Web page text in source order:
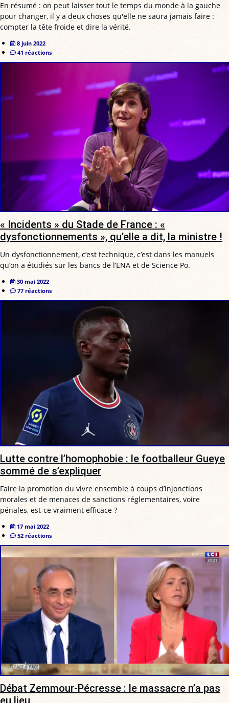
En résumé : on peut laisser tout le temps du monde à la gauche
pour changer, il y a deux choses qu'elle ne saura jamais faire :
compter la tête froide et dire la vérité.
8 juin 2022
41 réactions
« Incidents » du Stade de France : «
dysfonctionnements », qu’elle a dit, la ministre !
Un dysfonctionnement, c’est technique, c’est dans les manuels
qu’on a étudiés sur les bancs de l’ENA et de Science Po.
30 mai 2022
77 réactions
Lutte contre l’homophobie : le footballeur Gueye
sommé de s’expliquer
Faire la promotion du vivre ensemble à coups d’injonctions
morales et de menaces de sanctions réglementaires, voire
pénales, est-ce vraiment efficace ?
17 mai 2022
52 réactions
Débat Zemmour-Pécresse : le massacre n’a pas
eu lieu